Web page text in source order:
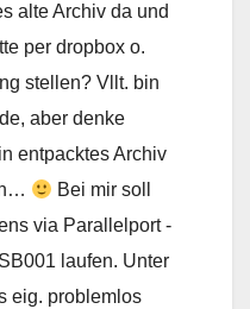
alte Archiv da und
per dropbox o.
stellen? Vllt. bin
aber denke
entpacktes Archiv
Bei mir soll
via Parallelport -
laufen. Unter
eig. problemlos